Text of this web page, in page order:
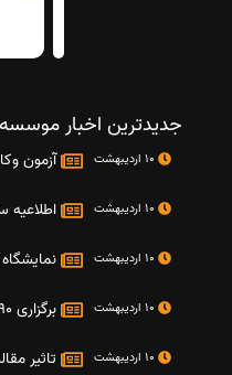
جدیدترین اخبار
آزمون
نمایشگاه
برگزاری 90 دوره آموزشی در مرکز آموزش فرهنگی دانشگاه علامه
تاثیر